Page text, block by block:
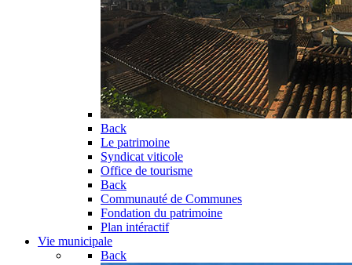
Back
Le patrimoine
Syndicat viticole
Office de tourisme
Back
Communauté de Communes
Fondation du patrimoine
Plan intéractif
Vie municipale
Back